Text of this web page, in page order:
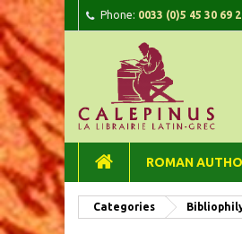
Phone: 0033 (0)5 45 30 69
ROMAN
Categories